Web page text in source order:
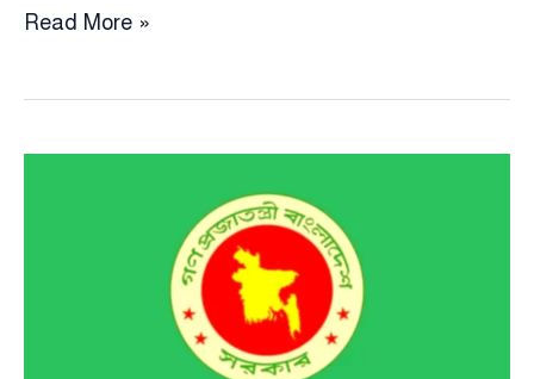
এলডিসি
প্রস্তুতিতে
Read More »